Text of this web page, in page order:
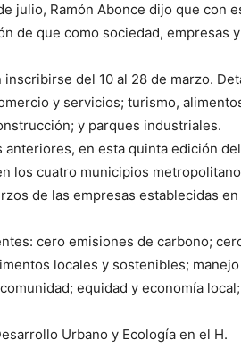
julio, Ramón Abonce dijo que con
de que como sociedad, empresas
del 10 al 28 de marzo.
y servicios; turismo,
y parques industriales.
anteriores, en esta quinta edición
los cuatro municipios
de las empresas establecidas
cero emisiones de carbono;
locales y sostenibles;
equidad y economía
Urbano y Ecología en el H.